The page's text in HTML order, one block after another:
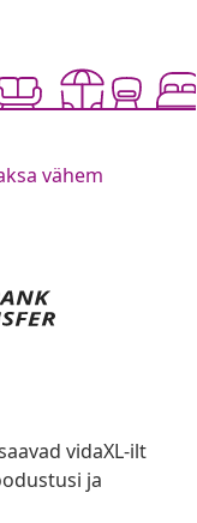
vähem
vidaXL-ilt
ja